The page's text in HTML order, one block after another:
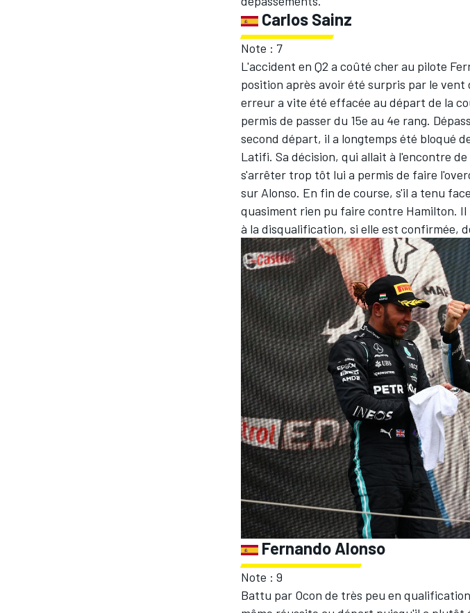
Carlos Sainz
Note : 7
L'accident en Q2 a coûté cher au pilote
position après avoir été surpris par le
erreur a vite été effacée au départ de la
permis de passer du 15e au 4e rang.
second départ, il a longtemps été bloqué
Latifi. Sa décision, qui allait à l'encontre
s'arrêter trop tôt lui a permis de faire
sur Alonso. En fin de course, s'il a tenu
quasiment rien pu faire contre Hamilton.
à la disqualification, si elle est confirmée,
Fernando Alonso
Note : 9
Battu par Ocon de très peu en